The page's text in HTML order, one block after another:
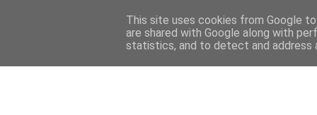
This site uses cookies from Google
are shared with Google along with
statistics, and to detect and address